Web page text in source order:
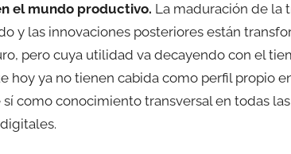
el mundo productivo. La maduración de la
y las innovaciones posteriores están
pero cuya utilidad va decayendo con el
hoy ya no tienen cabida como perfil propio
sí como conocimiento transversal en todas